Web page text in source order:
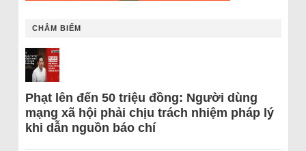
CHÂM BIẾM
Phạt lên đến 50 triệu đồng: Người dùng
mạng xã hội phải chịu trách nhiệm pháp lý
khi dẫn nguồn báo chí